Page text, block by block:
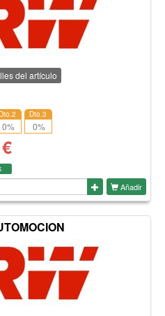
del artículo
0%
Dto.3
0%
€
Añadir